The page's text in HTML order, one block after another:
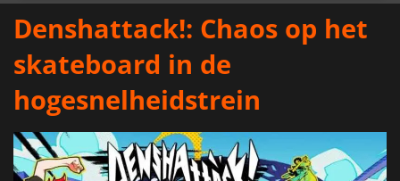
SOFTWARE
LOG IN OF REGISTREER
Denshattack!: Chaos op het
skateboard in de
hogesnelheidstrein